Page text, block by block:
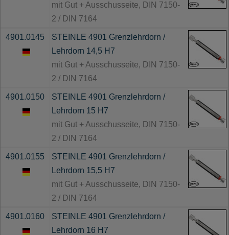
mit Gut + Ausschusseite, DIN 7150-
2 / DIN 7164
4901.0145
STEINLE 4901 Grenzlehrdorn /
Lehrdorn 14,5 H7
mit Gut + Ausschusseite, DIN 7150-
2 / DIN 7164
4901.0150
STEINLE 4901 Grenzlehrdorn /
Lehrdorn 15 H7
mit Gut + Ausschusseite, DIN 7150-
2 / DIN 7164
4901.0155
STEINLE 4901 Grenzlehrdorn /
Lehrdorn 15,5 H7
mit Gut + Ausschusseite, DIN 7150-
2 / DIN 7164
4901.0160
STEINLE 4901 Grenzlehrdorn /
Lehrdorn 16 H7